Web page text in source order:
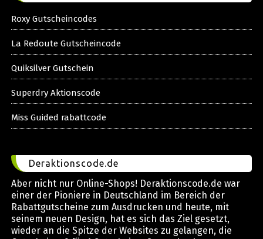
Roxy Gutscheincodes
La Redoute Gutscheincode
Quiksilver Gutschein
Superdry Aktionscode
Miss Guided rabattcode
Deraktionscode.de
Aber nicht nur Online-Shops! Deraktionscode.de war
einer der Pioniere in Deutschland im Bereich der
Rabattgutscheine zum Ausdrucken und heute, mit
seinem neuen Design, hat es sich das Ziel gesetzt,
wieder an die Spitze der Websites zu gelangen, die